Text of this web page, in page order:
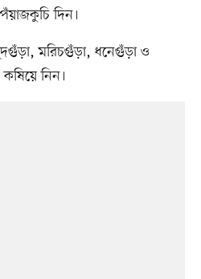
দিন।
মরিচগুঁড়া, ধনেগুঁড়া ও
নিন।